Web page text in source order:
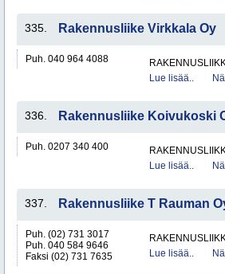
335. Rakennusliike Virkkala Oy
Puh. 040 964 4088
Lue lisää..
336. Rakennusliike Koivukoski
Puh. 0207 340 400
Lue lisää..
337. Rakennusliike T Rauman
Puh. (02) 731 3017
Puh. 040 584 9646
Faksi (02) 731 7635
Lue lisää..